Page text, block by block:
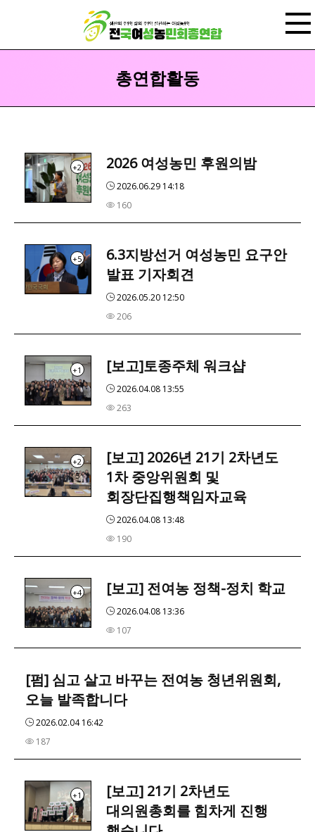
총연합활동
+2
1
2026 여성농민 후원의밤
2026.06.29 14:18
160
+5
6.3지방선거 여성농민 요구안
발표 기자회견
2026.05.20 12:50
206
+1
3
[보고]토종주체 워크샵
2026.04.08 13:55
263
+2
5
[보고] 2026년 21기 2차년도
1차 중앙위원회 및
회장단집행책임자교육
2026.04.08 13:48
190
+4 [보고] 전여농 정책-정치 학교
2026.04.08 13:36
107
[펌] 심고 살고 바꾸는 전여농 청년위원회,
오늘 발족합니다
2026.02.04 16:42
187
+1
2
[보고] 21기 2차년도
대의원총회를 힘차게 진행